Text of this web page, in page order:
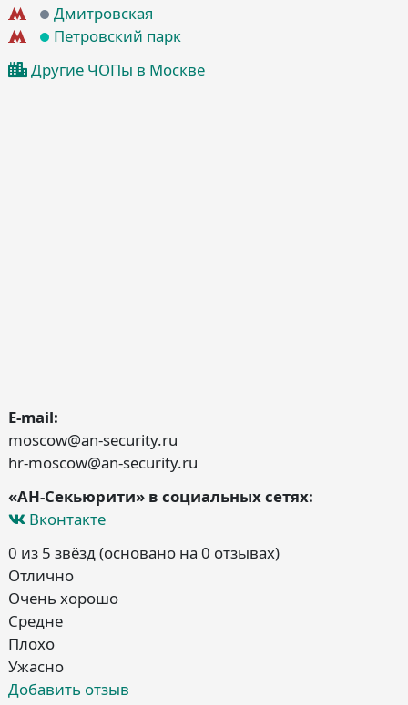
Дмитровская
Петровский парк
Другие ЧОПы в Москве
E-mail:
moscow@an-security.ru
hr-moscow@an-security.ru
«АН-Секьюрити» в социальных сетях:
Вконтакте
0 из 5 звёзд (основано на 0 отзывах)
Отлично
Очень хорошо
Средне
Плохо
Ужасно
Добавить отзыв